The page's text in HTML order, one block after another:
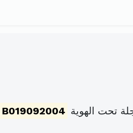
تحت الهوية B019092004